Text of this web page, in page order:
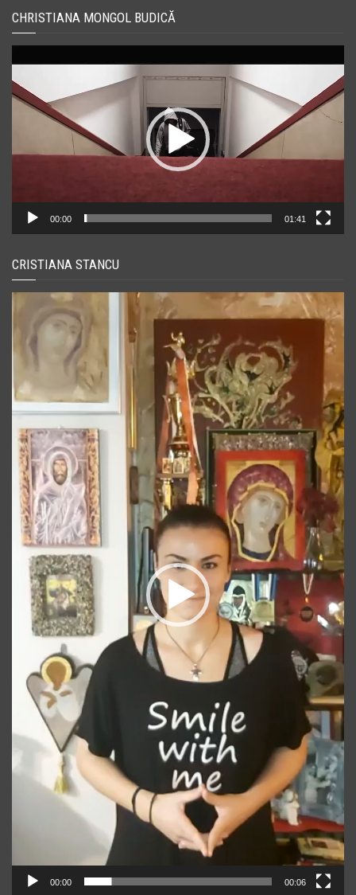
CHRISTIANA MONGOL BUDICĂ
video
00:00 01:41
CRISTIANA STANCU
Player
00:00 00:06